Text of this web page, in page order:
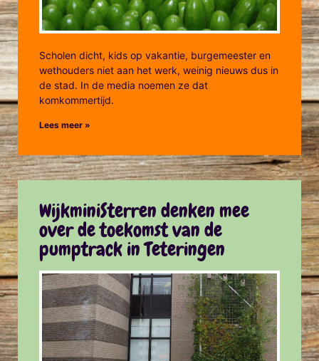
Scholen dicht, kids op vakantie, burgemeester en
wethouders niet aan het werk, weinig nieuws dus in
de stad. In de media noemen ze dat
komkommertijd.
Lees meer »
WijkminiSterren denken mee
over de toekomst van de
pumptrack in Teteringen